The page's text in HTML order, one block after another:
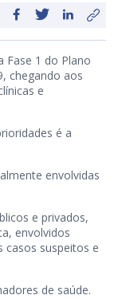
Fase 1 do Plano
chegando aos
e
é a
envolvidas
e privados,
envolvidos
casos suspeitos e
de saúde.